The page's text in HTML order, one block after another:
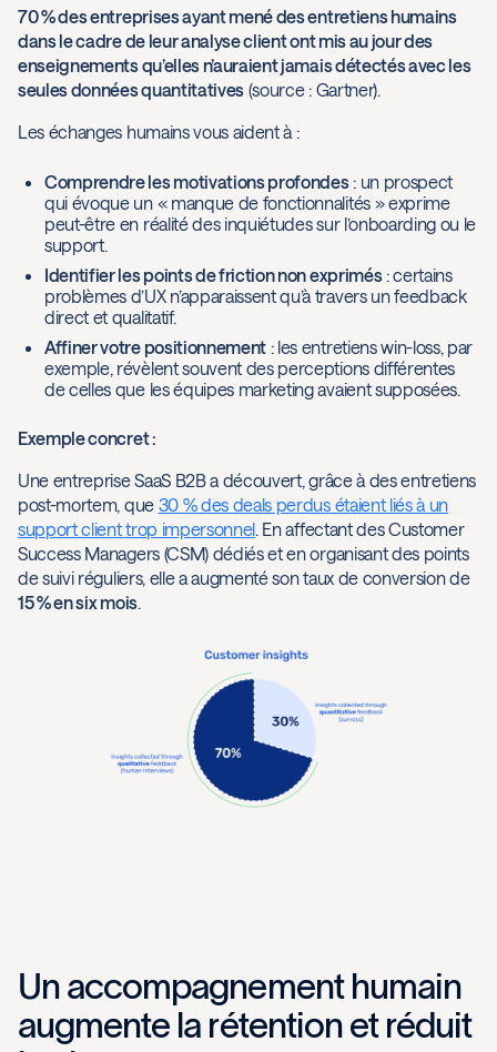
70 % des entreprises ayant mené des entretiens humains
dans le cadre de leur analyse client ont mis au jour des
enseignements qu’elles n’auraient jamais détectés avec les
seules données quantitatives (source : Gartner).
Les échanges humains vous aident à :
Comprendre les motivations profondes: un prospect
qui évoque un « manque de fonctionnalités » exprime
peut-être en réalité des inquiétudes sur l’onboarding ou le
support.
Identifier les points de friction non exprimés: certains
problèmes d’UX n’apparaissent qu’à travers un feedback
direct et qualitatif.
Affiner votre positionnement : les entretiens win-loss, par
exemple, révèlent souvent des perceptions différentes
de celles que les équipes marketing avaient supposées.
Exemple concret :
Une entreprise SaaS B2B a découvert, grâce à des entretiens
post-mortem, que 30 % des deals perdus étaient liés à un
support client trop impersonnel. En affectant des Customer
Success Managers (CSM) dédiés et en organisant des points
de suivi réguliers, elle a augmenté son taux de conversion de
15 % en six mois.
Un accompagnement humain
augmente la rétention et réduit